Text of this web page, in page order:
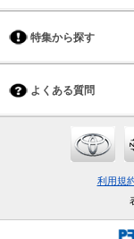
特集から探す
よくある質問
利用規